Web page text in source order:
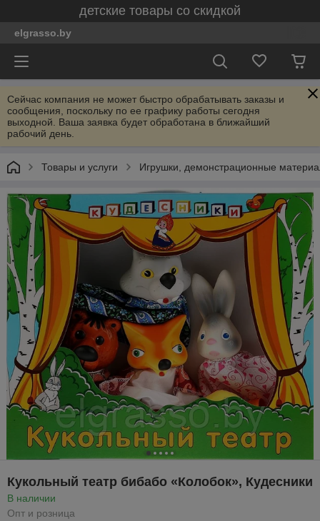
детские товары со скидкой
elgrasso.by
Сейчас компания не может быстро обрабатывать заказы и
сообщения, поскольку по ее графику работы сегодня
выходной. Ваша заявка будет обработана в ближайший
рабочий день.
Товары и услуги Игрушки, демонстрационные
Кукольный театр бибабо «Колобок», Кудесники
В наличии
Опт и розница